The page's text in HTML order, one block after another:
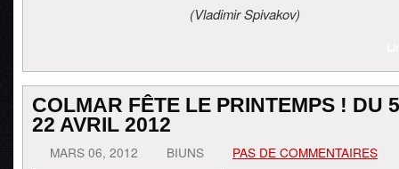
(Vladimir Spivakov)
COLMAR FÊTE LE PRINTEMPS ! DU
22 AVRIL 2012
MARS 06, 2012 BIUNS PAS DE COMMENTAIRES